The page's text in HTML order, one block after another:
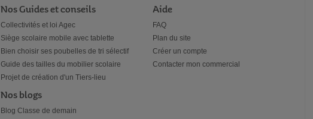
Nos Guides et conseils
Collectivités et loi Agec
Siège scolaire mobile avec tablette
Bien choisir ses poubelles de tri sélectif
Guide des tailles du mobilier scolaire
Projet de création d'un Tiers-lieu
Nos blogs
Blog Classe de demain
Aide
FAQ
Plan du site
Créer un compte
Contacter mon commercial